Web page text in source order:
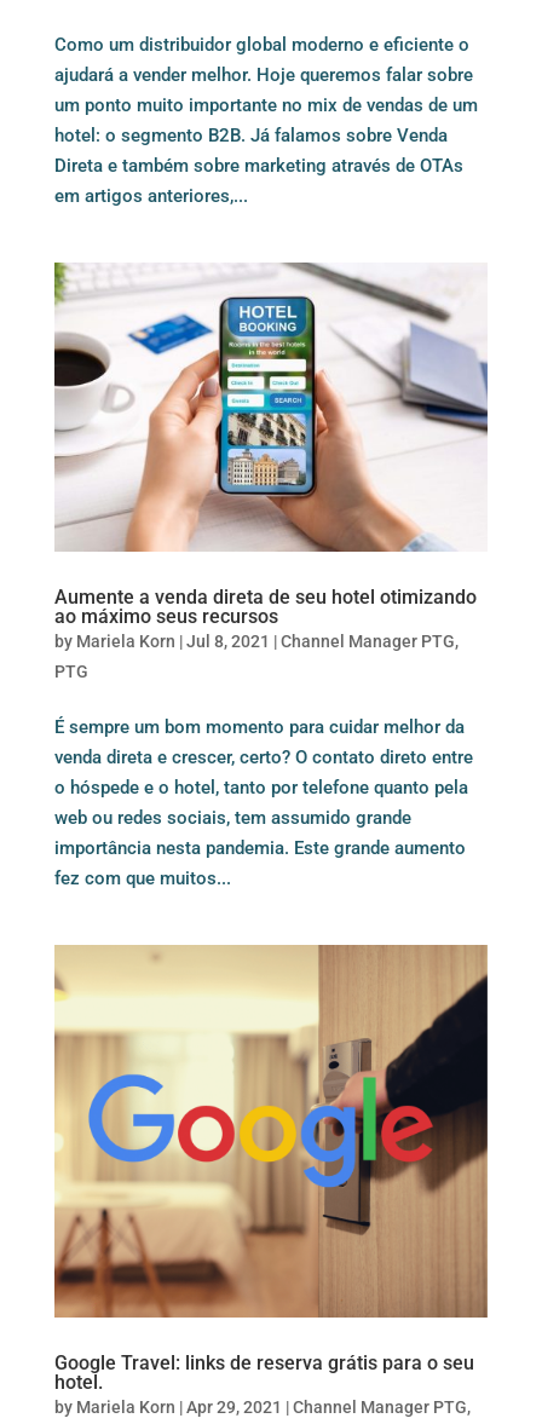
Como um distribuidor global moderno e eficiente o
ajudará a vender melhor. Hoje queremos falar sobre
um ponto muito importante no mix de vendas de um
hotel: o segmento B2B. Já falamos sobre Venda
Direta e também sobre marketing através de OTAs
em artigos anteriores,...
Aumente a venda direta de seu hotel otimizando
ao máximo seus recursos
by Mariela Korn |Jul 8, 2021 |Channel Manager PTG,
PTG
É sempre um bom momento para cuidar melhor da
venda direta e crescer, certo? O contato direto entre
o hóspede e o hotel, tanto por telefone quanto pela
web ou redes sociais, tem assumido grande
importância nesta pandemia. Este grande aumento
fez com que muitos...
Google Travel: links de reserva grátis para o seu
hotel.
by Mariela Korn |Apr 29, 2021 |Channel Manager PTG,